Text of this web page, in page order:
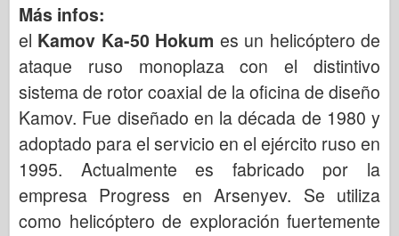
Más infos:
el Kamov Ka-50 Hokum es un helicóptero de
ataque ruso monoplaza con el distintivo
sistema de rotor coaxial de la oficina de diseño
Kamov. Fue diseñado en la década de 1980 y
adoptado para el servicio en el ejército ruso en
1995. Actualmente es fabricado por la
empresa Progress en Arsenyev. Se utiliza
como helicóptero de exploración fuertemente